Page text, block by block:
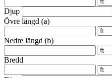
Djup
Övre längd (a)
Nedre längd (b)
Bredd